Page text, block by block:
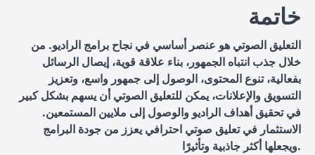
خاتمة
التعليق الصوتي هو عنصر أساسي في نجاح برامج الراديو. من
خلال جذب انتباه الجمهور، بناء علاقة قوية، إيصال الرسائل
بفعالية، تنوع المحتوى، الوصول إلى جمهور واسع، وتعزيز
التسويق والإعلانات، يمكن للتعليق الصوتي أن يسهم بشكل كبير
في تحقيق أهداف الراديو والوصول إلى ملايين المستمعين.
الاستثمار في تعليق صوتي احترافي يعزز من جودة البرامج
ويجعلها أكثر جاذبية وتأثيرًا.